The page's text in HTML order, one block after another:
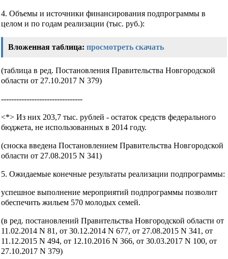
4. Объемы и источники финансирования подпрограммы в
целом и по годам реализации (тыс. руб.):
Вложенная таблица: просмотреть скачать
(таблица в ред. Постановления Правительства Новгородской
области от 27.10.2017 N 379)
--------------------------------
<*> Из них 203,7 тыс. рублей - остаток средств федерального
бюджета, не использованных в 2014 году.
(сноска введена Постановлением Правительства Новгородской
области от 27.08.2015 N 341)
5. Ожидаемые конечные результаты реализации подпрограммы:
успешное выполнение мероприятий подпрограммы позволит
обеспечить жильем 570 молодых семей.
(в ред. постановлений Правительства Новгородской области от
11.02.2014 N 81, от 30.12.2014 N 677, от 27.08.2015 N 341, от
11.12.2015 N 494, от 12.10.2016 N 366, от 30.03.2017 N 100, от
27.10.2017 N 379)